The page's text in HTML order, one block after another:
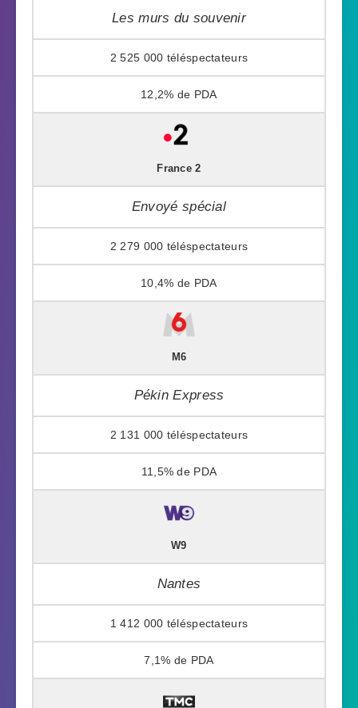
Les murs du souvenir
2 525 000
12,2%
France 2
Envoyé spécial
2 279 000
10,4%
M6
Pékin Express
2 131 000
11,5%
W9
Nantes
1 412 000
7,1%